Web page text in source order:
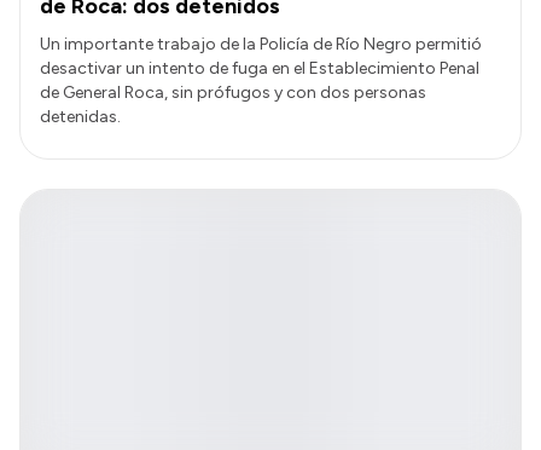
de Roca: dos detenidos
Un importante trabajo de la Policía de Río Negro permitió
desactivar un intento de fuga en el Establecimiento Penal
de General Roca, sin prófugos y con dos personas
detenidas.